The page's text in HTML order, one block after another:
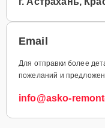
Email
Для отправки более
пожеланий и
info@asko-